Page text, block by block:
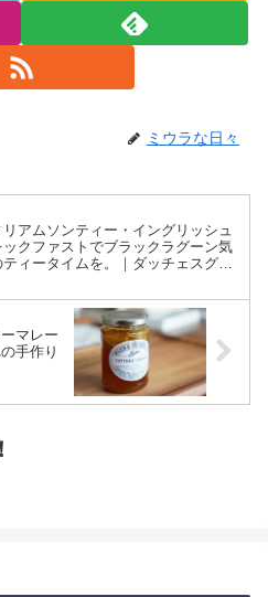
ミウラな日々
リアムソンティー・イングリッシュ
ックファストでブラックラグーン気
ティータイムを。｜ダッチェスグレ
マレー
手作り